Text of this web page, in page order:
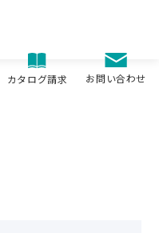
カタログ請求 お問い合わせ